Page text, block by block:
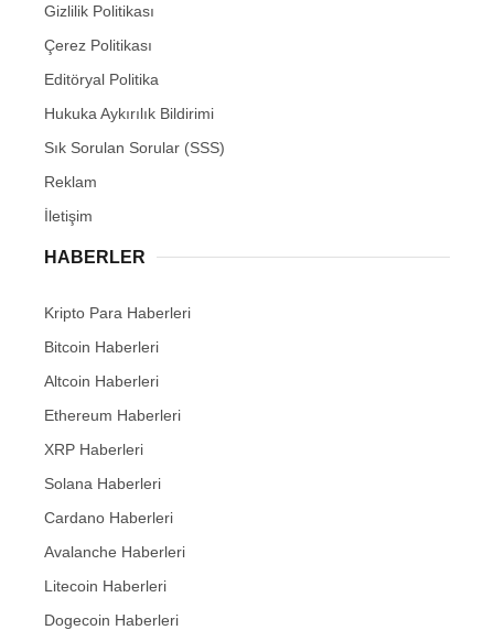
Gizlilik Politikası
Çerez Politikası
Editöryal Politika
Hukuka Aykırılık Bildirimi
Sık Sorulan Sorular (SSS)
Reklam
İletişim
HABERLER
Kripto Para Haberleri
Bitcoin Haberleri
Altcoin Haberleri
Ethereum Haberleri
XRP Haberleri
Solana Haberleri
Cardano Haberleri
Avalanche Haberleri
Litecoin Haberleri
Dogecoin Haberleri